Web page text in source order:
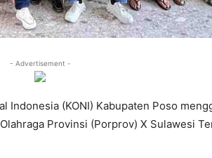
- Advertisement -
Indonesia (KONI) Kabupaten Poso
Provinsi (Porprov) X Sulawesi